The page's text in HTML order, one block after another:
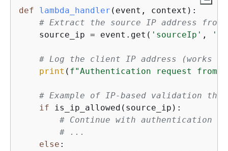
def lambda_handler ( event, context ):
# Extract the source IP address from
    source_ip = event.get(
'sourceIp' , ''
# Log the client IP address (works
print ( f"Authentication request from:
# Example of IP-based validation
if is_ip_allowed(source_ip):
# Continue with authentication
# ...
else :